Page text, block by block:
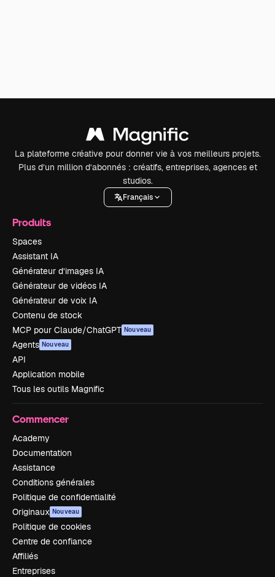
La plateforme créative pour donner vie à vos meilleurs projets.
Plus d’un million d’abonnés : créatifs, entreprises, agences et
studios.
Français
Produits
Spaces
Assistant IA
Générateur d’images IA
Générateur de vidéos IA
Générateur de voix IA
Contenu de stock
MCP pour Claude/ChatGPT Nouveau
Agents Nouveau
API
Application mobile
Tous les outils Magnific
Commencer
Academy
Documentation
Assistance
Conditions générales
Politique de confidentialité
Originaux Nouveau
Politique de cookies
Centre de confiance
Affiliés
Entreprises